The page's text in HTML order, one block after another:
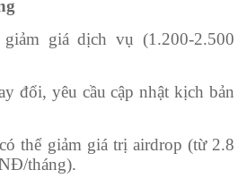
giá dịch vụ (1.200-2.500
đổi, yêu cầu cập nhật kịch bản
thể giảm giá trị airdrop (từ 2.8
tháng).